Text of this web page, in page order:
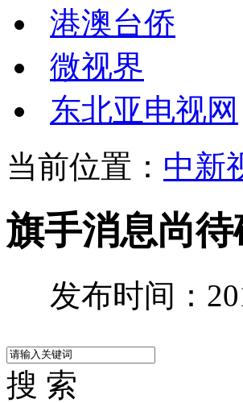
港澳台侨
微视界
东北亚电视网
当前位置： 中新
旗手消息尚
发布时间：
搜 索